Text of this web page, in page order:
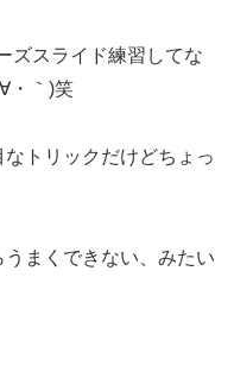
ズスライド練習してな
・｀)笑
トリックだけどちょっ
まくできない、みたい